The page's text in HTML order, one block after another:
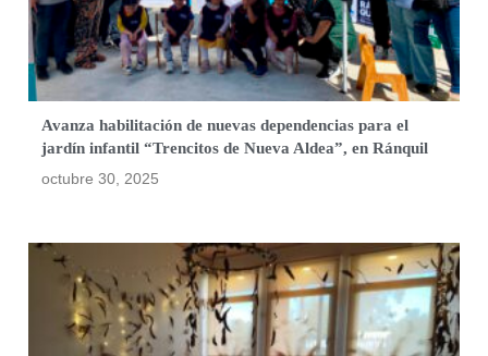
Avanza habilitación de nuevas dependencias para el
jardín infantil “Trencitos de Nueva Aldea”, en Ránquil
octubre 30, 2025